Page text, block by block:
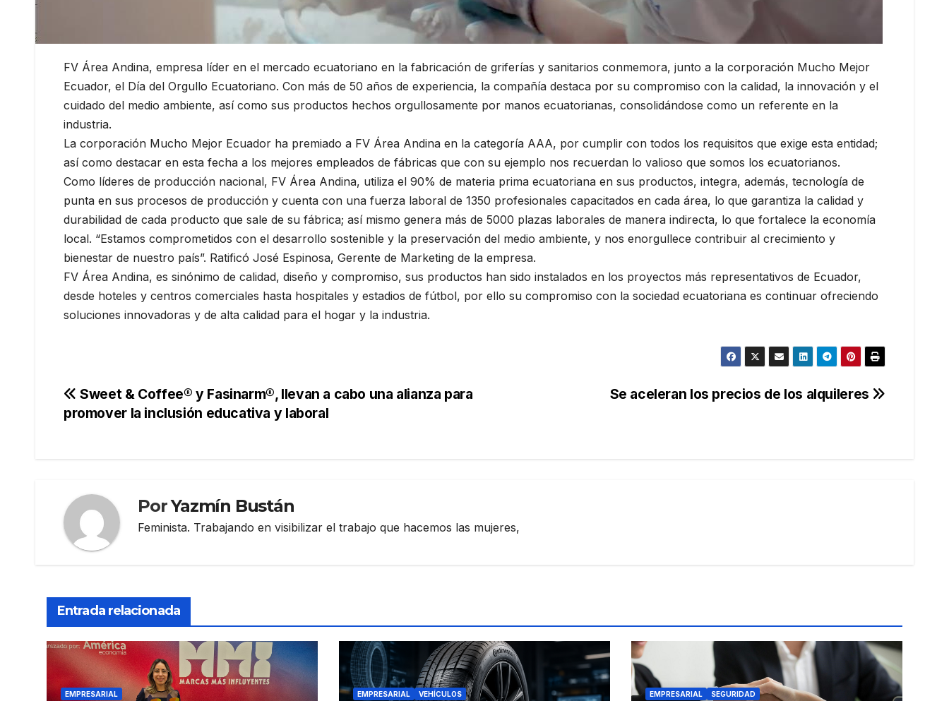
FV Área Andina, empresa líder en el mercado ecuatoriano en la fabricación de griferías y sanitarios conmemora, junto a la corporación Mucho Mejor
Ecuador, el Día del Orgullo Ecuatoriano. Con más de 50 años de experiencia, la compañía destaca por su compromiso con la calidad, la innovación y el
cuidado del medio ambiente, así como sus productos hechos orgullosamente por manos ecuatorianas, consolidándose como un referente en la
industria.
La corporación Mucho Mejor Ecuador ha premiado a FV Área Andina en la categoría AAA, por cumplir con todos los requisitos que exige esta entidad;
así como destacar en esta fecha a los mejores empleados de fábricas que con su ejemplo nos recuerdan lo valioso que somos los ecuatorianos.
Como líderes de producción nacional, FV Área Andina, utiliza el 90% de materia prima ecuatoriana en sus productos, integra, además, tecnología de
punta en sus procesos de producción y cuenta con una fuerza laboral de 1350 profesionales capacitados en cada área, lo que garantiza la calidad y
durabilidad de cada producto que sale de su fábrica; así mismo genera más de 5000 plazas laborales de manera indirecta, lo que fortalece la economía
local. “Estamos comprometidos con el desarrollo sostenible y la preservación del medio ambiente, y nos enorgullece contribuir al crecimiento y
bienestar de nuestro país”. Ratificó José Espinosa, Gerente de Marketing de la empresa.
FV Área Andina, es sinónimo de calidad, diseño y compromiso, sus productos han sido instalados en los proyectos más representativos de Ecuador,
desde hoteles y centros comerciales hasta hospitales y estadios de fútbol, por ello su compromiso con la sociedad ecuatoriana es continuar ofreciendo
soluciones innovadoras y de alta calidad para el hogar y la industria.
Navegación
de
Se aceleran los precios de los alquileres
Sweet & Coffee® y Fasinarm®, llevan a cabo una alianza para
promover la inclusión educativa y laboral
PorYazmín Bustán
Feminista. Trabajando en visibilizar el trabajo que hacemos las mujeres,
Entrada relacionada
EMPRESARIAL EMPRESARIAL VEHÍCULOS EMPRESARIAL SEGURIDAD